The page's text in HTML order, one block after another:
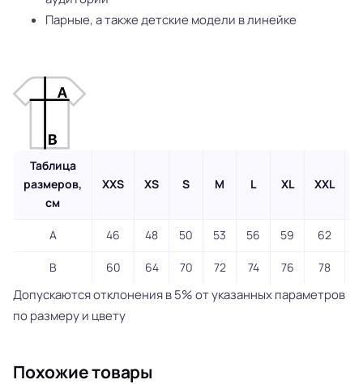
Парные, а также детские модели в линейке
Таблица
размеров,
см
XXS XS S M L XL XXL
A 46 48 50 53 56 59 62
B 60 64 70 72 74 76 78
Допускаются отклонения в 5% от указанных параметров
по размеру и цвету
Похожие товары